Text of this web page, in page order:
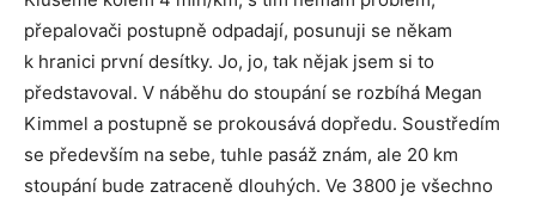
přepalovači postupně odpadají, posunuji se někam
k hranici první desítky. Jo, jo, tak nějak jsem si to
představoval. V náběhu do stoupání se rozbíhá Megan
Kimmel a postupně se prokousává dopředu. Soustředím
se především na sebe, tuhle pasáž znám, ale 20 km
stoupání bude zatraceně dlouhých. Ve 3800 je všechno